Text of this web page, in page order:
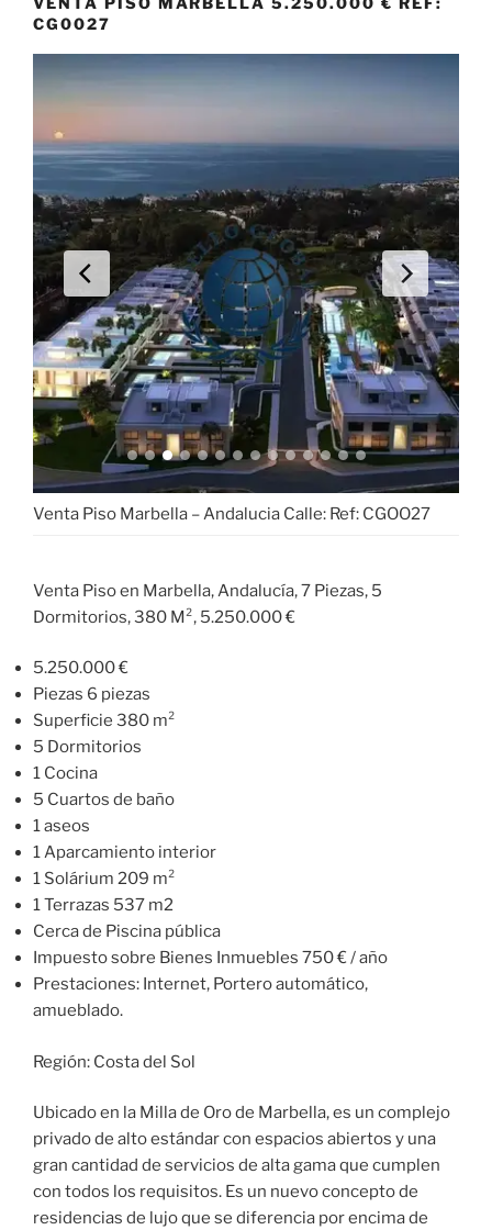
CG0027
Venta Piso Marbella – Andalucia Calle: Ref: CGOO27
Venta Piso en Marbella, Andalucía, 7 Piezas, 5
Dormitorios, 380 M², 5.250.000 €
5.250.000 €
Piezas 6 piezas
Superficie 380 m²
5 Dormitorios
1 Cocina
5 Cuartos de baño
1 aseos
1 Aparcamiento interior
1 Solárium 209 m²
1 Terrazas 537 m2
Cerca de Piscina pública
Impuesto sobre Bienes Inmuebles 750 € / año
Prestaciones: Internet, Portero automático,
amueblado.
Región: Costa del Sol
Ubicado en la Milla de Oro de Marbella, es un complejo
privado de alto estándar con espacios abiertos y una
gran cantidad de servicios de alta gama que cumplen
con todos los requisitos. Es un nuevo concepto de
residencias de lujo que se diferencia por encima de